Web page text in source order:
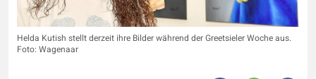
Helda Kutish stellt derzeit ihre Bilder während der Greetsieler Woche aus.
Foto: Wagenaar